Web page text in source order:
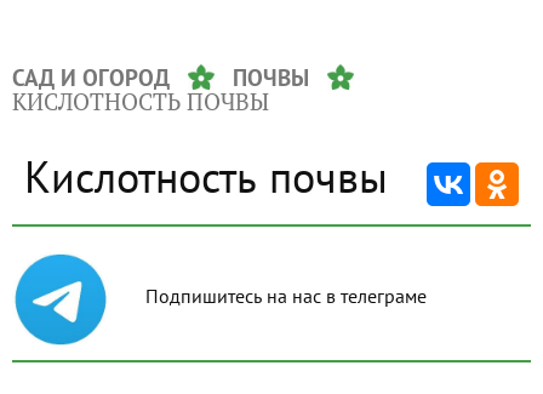
САД И ОГОРОД ПОЧВЫ
КИСЛОТНОСТЬ ПОЧВЫ
Кислотность почвы
Подпишитесь на нас в телеграме